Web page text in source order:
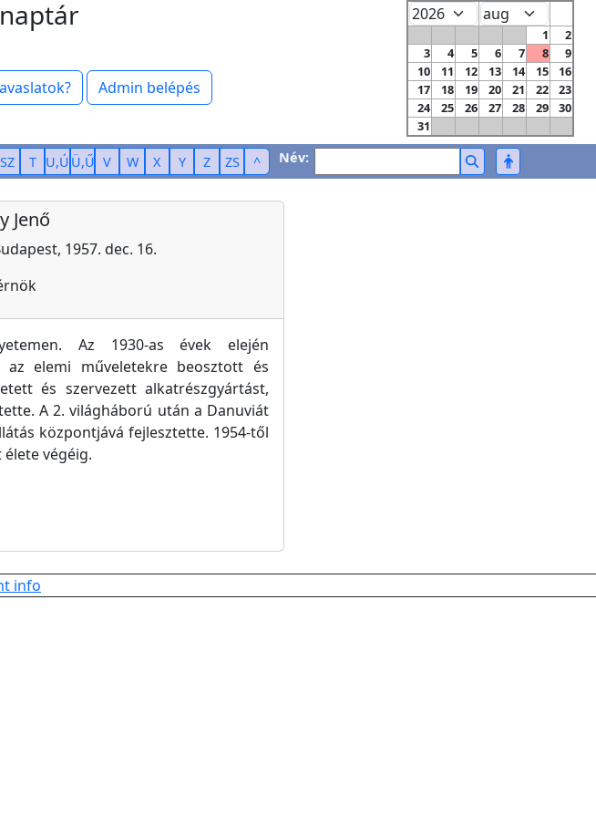
Admin belépés
1
2
3
4 5 6 7 8
9
10
11 12 13 14 15
16
17
18 19 20 21 22
23
24
25 26 27 28 29
30
31
SZ T U,Ú Ü,Ű V W X Y Z ZS ^ Név:
Jenő
1957. dec. 16.
Az 1930-as évek elején
az elemi műveletekre beosztott és
és szervezett alkatrészgyártást,
A 2. világháború után a Danuviát
központjává fejlesztette. 1954-től
végéig.
info